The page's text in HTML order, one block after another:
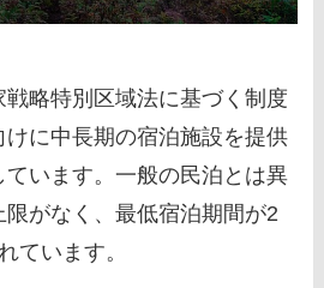
略特別区域法に基づく制度
に中長期の宿泊施設を提供
います。一般の民泊とは異
がなく、最低宿泊期間が2
ています。